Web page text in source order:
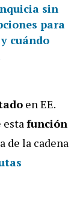
sin
para
cuándo
en EE.
esta función
de la cadena